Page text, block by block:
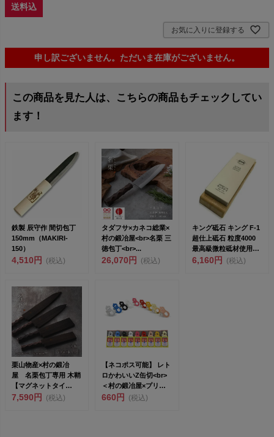
送料込
お気に入りに登録する
申し訳ございません。ただいま在庫がございません。
この商品を見た人は、こちらの商品もチェックしてい
ます！
鉄製 辰守作 間切包丁
150mm（MAKIRI-
150）
4,510円 (税込)
タダフサ×カネコ総業×
村の鍛冶屋<br>名栗 三
徳包丁<br>...
26,070円 (税込)
キング砥石 キング F-1
超仕上砥石 粒度4000
最高級微粒砥材使用
【頑張って...
6,160円 (税込)
栗山物産×村の鍛冶
屋 名栗包丁専用 木鞘
【マグネットタイ
プ】 <br>焼...
7,590円 (税込)
【ネコポス可能】 レト
ロかわいいZ缶切<br>
＜村の鍛冶屋×プリン
ス工業...
660円 (税込)